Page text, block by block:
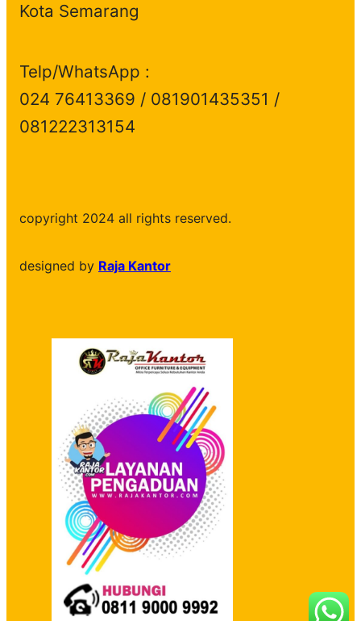
Kota Semarang
Telp/WhatsApp :
024 76413369 / 081901435351 /
081222313154
copyright 2024 all rights reserved.
designed by Raja Kantor